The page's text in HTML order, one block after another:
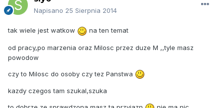
Napisano 25 Sierpnia 2014
tak wiele jest watkow na ten temat
od pracy,po marzenia oraz Milosc przez duze M ,,tyle masz
powodow
czy to Milosc do osoby czy tez Panstwa
kazdy czegos tam szukal,szuka